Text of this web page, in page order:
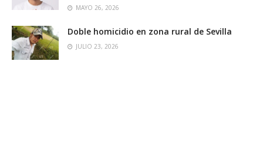
MAYO 26, 2026
Doble homicidio en zona rural de Sevilla
JULIO 23, 2026